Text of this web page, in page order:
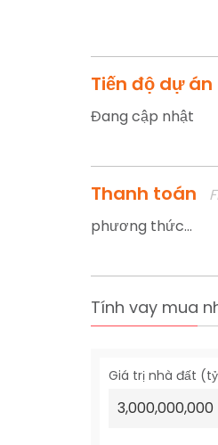
Tiến độ dự án
Đang cập nhật
Thanh toán
phương thức...
Tính vay mua
Giá trị nhà đất